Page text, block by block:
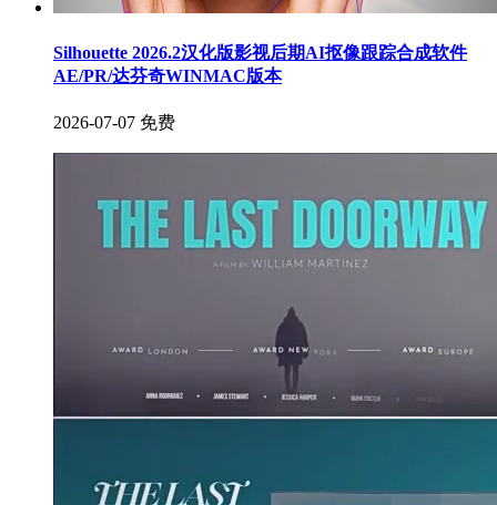
Silhouette 2026.2汉化版影视后期AI抠像跟踪合成软件
AE/PR/达芬奇WINMAC版本
2026-07-07 免费